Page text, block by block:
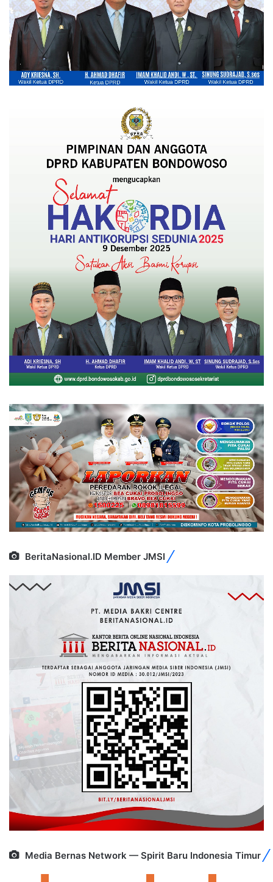
BeritaNasional.ID Member JMSI
Media Bernas Network — Spirit Baru Indonesia Timur